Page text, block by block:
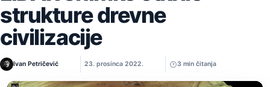
strukture drevne
civilizacije
Ivan Petričević 23. prosinca 2022. 3 min čitanja